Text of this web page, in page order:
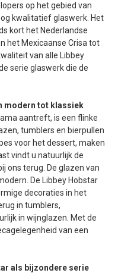
op het gebied van
kwalitatief glaswerk. Het
kort het Nederlandse
het Mexicaanse Crisa tot
van alle Libbey
serie glaswerk die de
modern tot klassiek
aantreft, is een flinke
tumblers en bierpullen
voor het dessert, maken
vindt u natuurlijk de
ons terug. De glazen van
De Libbey Hobstar
decoraties in het
in tumblers,
in wijnglazen. Met de
van een
als bijzondere serie